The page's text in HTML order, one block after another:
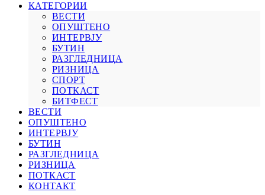
КАТЕГОРИИ
ВЕСТИ
ОПУШТЕНО
ИНТЕРВЈУ
БУТИН
РАЗГЛЕДНИЦА
РИЗНИЦА
СПОРТ
ПОТКАСТ
БИТФЕСТ
ВЕСТИ
ОПУШТЕНО
ИНТЕРВЈУ
БУТИН
РАЗГЛЕДНИЦА
РИЗНИЦА
ПОТКАСТ
КОНТАКТ